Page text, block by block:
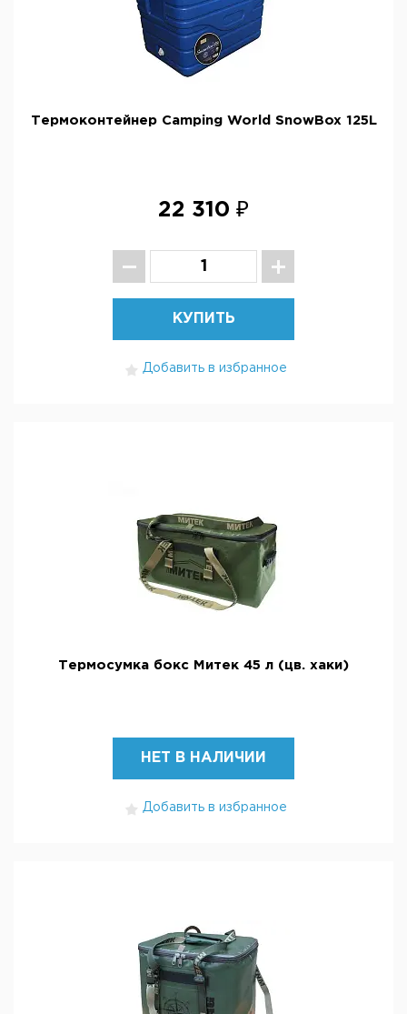
Термоконтейнер Camping World SnowBox 125L
22 310 ₽
КУПИТЬ
Добавить в избранное
Термосумка бокс Митек 45 л (цв. хаки)
НЕТ В НАЛИЧИИ
Добавить в избранное